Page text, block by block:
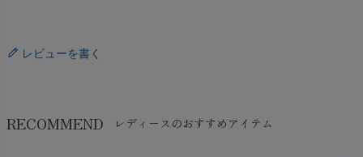
レビューを書く
RECOMMEND レディースのおすすめアイテム